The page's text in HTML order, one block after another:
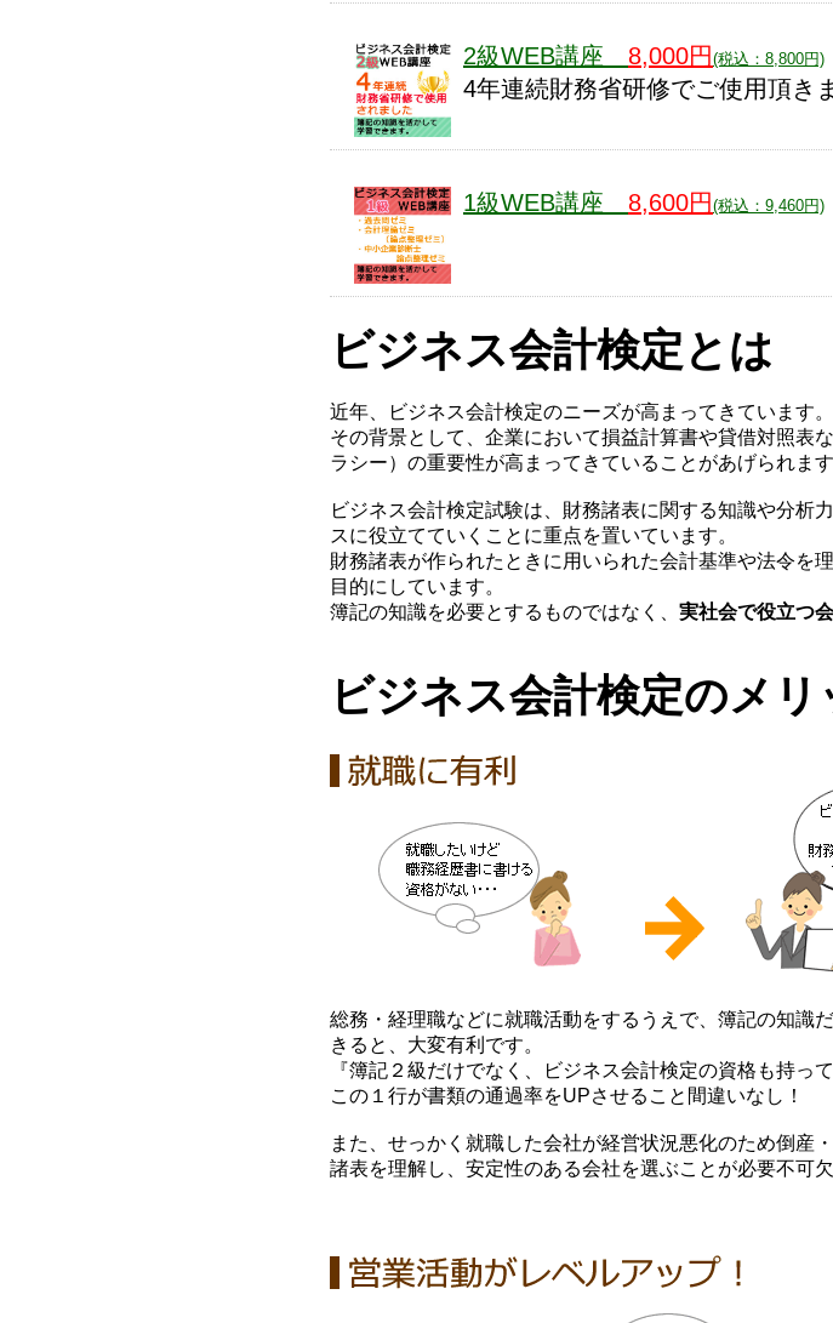
2級WEB講座 8,000円(税込：8,800円)
4年連続財務省研修でご使用頂き
1級WEB講座 8,600円(税込：9,460円)
ビジネス会計検定とは
近年、ビジネス会計検定のニーズが高まってきています
その背景として、企業において損益計算書や貸借対照表
ラシー）の重要性が高まってきていることがあげられます
ビジネス会計検定試験は、財務諸表に関する知識や分析
スに役立てていくことに重点を置いています。
財務諸表が作られたときに用いられた会計基準や法令を
目的にしています。
簿記の知識を必要とするものではなく、 実社会で役立つ
ビジネス会計検定のメリ
総務・経理職などに就職活動をするうえで、簿記の知識
きると、大変有利です。
『簿記２級だけでなく、ビジネス会計検定の資格も持って
この１行が書類の通過率をUPさせること間違いなし！
また、せっかく就職した会社が経営状況悪化のため倒産
諸表を理解し、安定性のある会社を選ぶことが必要不可欠